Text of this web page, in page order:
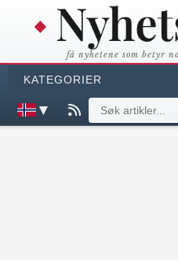
få nyhetene som betyr
KATEGORIER
▼